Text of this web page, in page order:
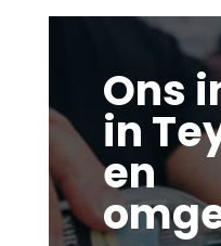
Ons
in
en